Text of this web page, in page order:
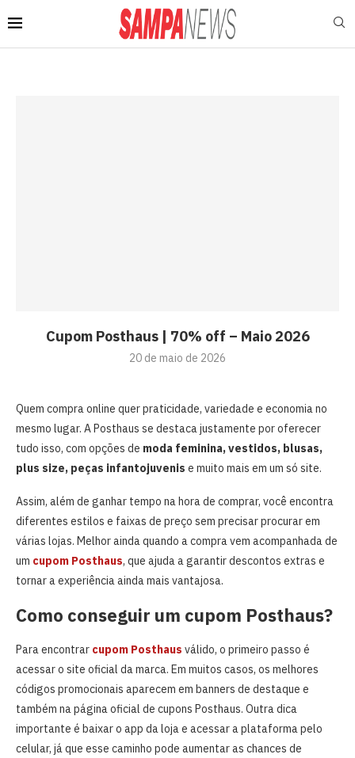
Cupom Posthaus | 70% off – Maio 2026
20 de maio de 2026
Quem compra online quer praticidade, variedade e economia no
mesmo lugar. A Posthaus se destaca justamente por oferecer
tudo isso, com opções de moda feminina, vestidos, blusas,
plus size, peças infantojuvenis e muito mais em um só site.
Assim, além de ganhar tempo na hora de comprar, você encontra
diferentes estilos e faixas de preço sem precisar procurar em
várias lojas. Melhor ainda quando a compra vem acompanhada de
um cupom Posthaus, que ajuda a garantir descontos extras e
tornar a experiência ainda mais vantajosa.
Como conseguir um cupom Posthaus?
Para encontrar cupom Posthaus válido, o primeiro passo é
acessar o site oficial da marca. Em muitos casos, os melhores
códigos promocionais aparecem em banners de destaque e
também na página oficial de cupons Posthaus. Outra dica
importante é baixar o app da loja e acessar a plataforma pelo
celular, já que esse caminho pode aumentar as chances de